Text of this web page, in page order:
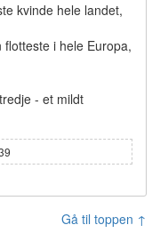
kvinde hele landet,
i hele Europa,
- et mildt
Gå til toppen ↑